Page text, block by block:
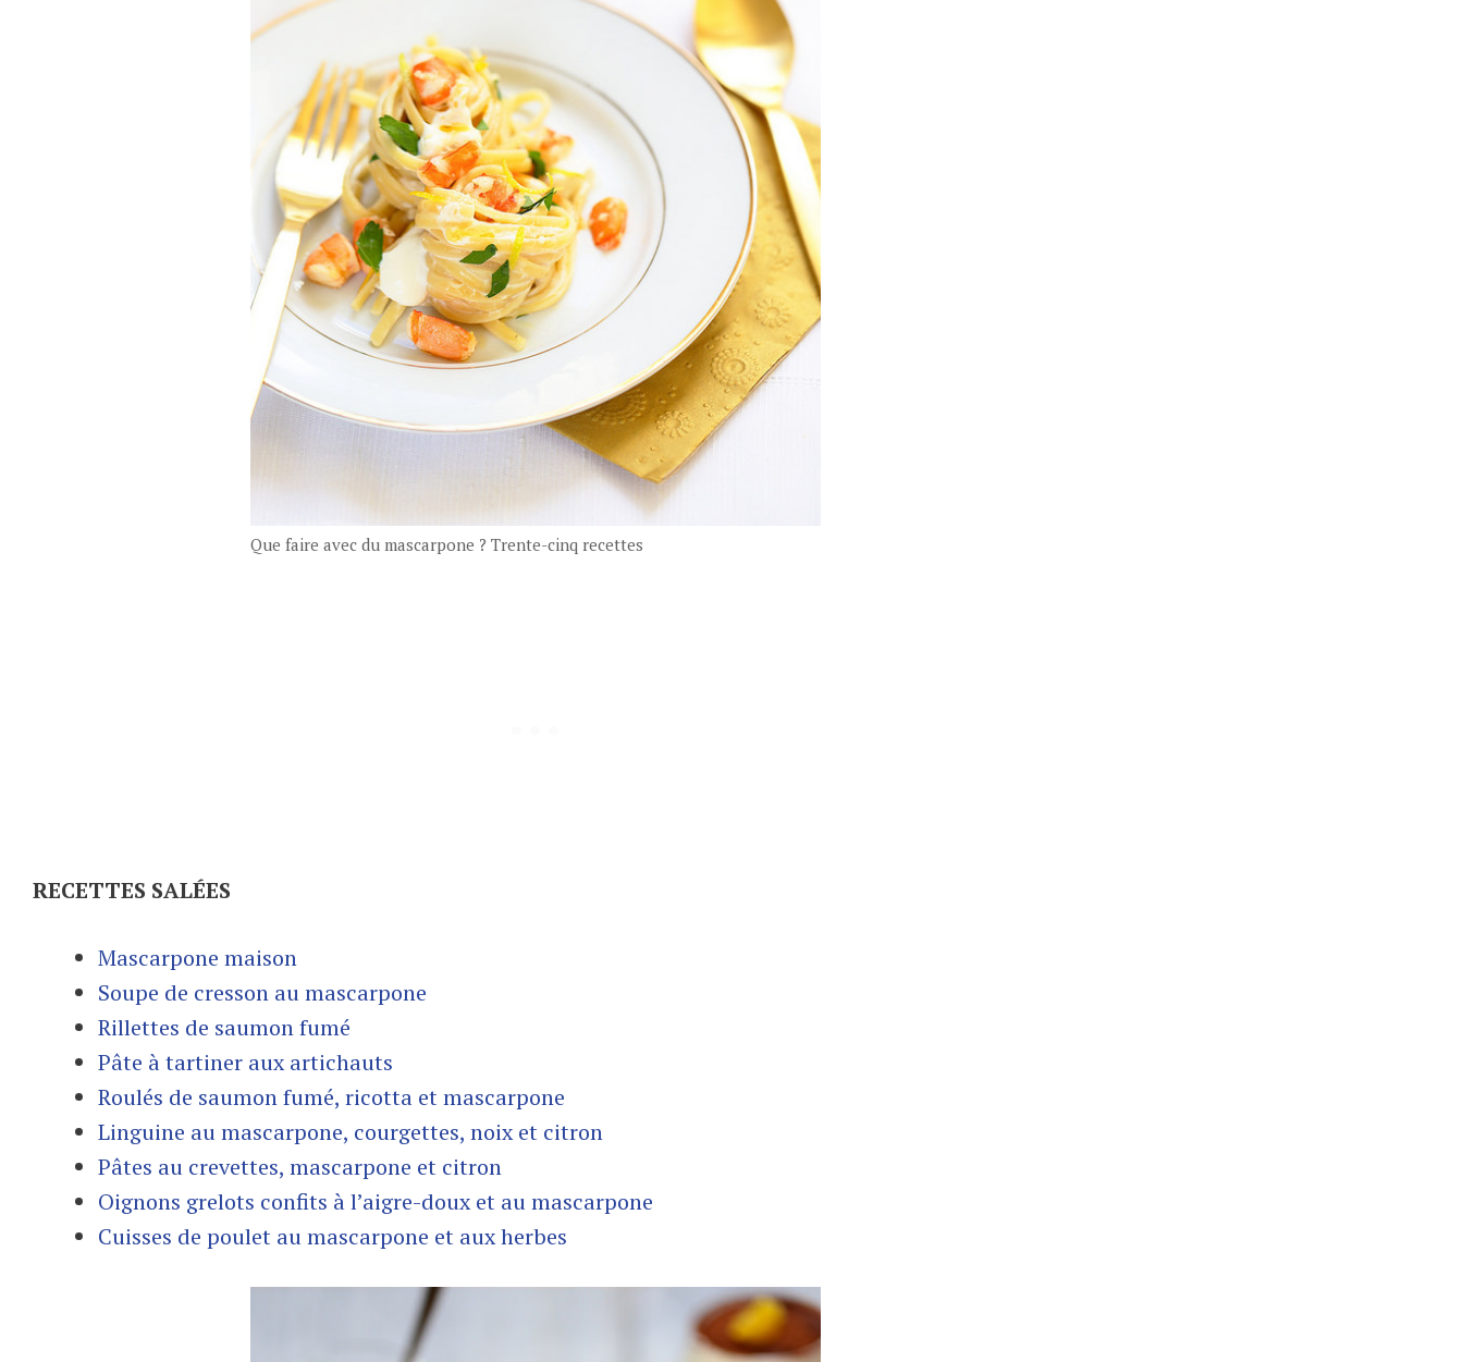
Que faire avec du mascarpone ? Trente-cinq recettes
RECETTES SALÉES
Mascarpone maison
Soupe de cresson au mascarpone
Rillettes de saumon fumé
Pâte à tartiner aux artichauts
Roulés de saumon fumé, ricotta et mascarpone
Linguine au mascarpone, courgettes, noix et citron
Pâtes au crevettes, mascarpone et citron
Oignons grelots confits à l’aigre-doux et au mascarpone
Cuisses de poulet au mascarpone et aux herbes